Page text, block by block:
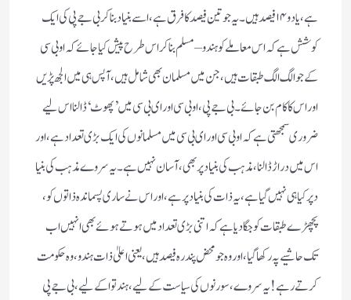
ہے ، یادو ۱۴ فیصد ہیں ۔ یہ جو تین فیصد کا فرق ہے ، اسے بنیاد بنا کر بی جے پی کی ایک
کوشش ہے کہ اس معاملے کو ہندو – مسلم بنا کر اس طرح پیش کیا جائے کہ او بی سی
کے جو الگ الگ طبقات ہیں ، جن میں مسلمان بھی شامل ہیں ، آپس ہی میں الجھ پڑیں
اور اس کا کام بن جائے ۔ بی جے پی ، او بی سی اور ای بی سی میں ’ پھوٹ ‘ ڈالنا اس لیے
ضروری سمجھتی ہے کہ او بی سی اور ای بی سی میں مسلمانوں کی ایک بڑی تعداد ہے ، اور
اس میں دراڑ ڈالنا ، مذہب کی بنیاد پر بھی ، آسان نہیں ہے ۔ یہ سروے مذہب کی بنیا
د پر کیا ہی نہیں گیا ہے ، یہ ذات کی بنیاد پر ہے ، اور اس نے ساری پسماندہ ذاتوں کو ،
پچھڑے طبقات کو جگا دیا ہے کہ اتنی بڑی تعداد میں ہوتے ہوئے بھی انہیں اب
تک حاشیے پہ رکھا گیا ، اور وہ جو محض پندرہ فیصد ہیں ، یعنی اعلیٰ ذات ہندو ، وہ حکومت
کرتے رہے ! یہ سروے ، سورنوں کی سیاست کے لیے ، ہندتوا کے لیے ، بی جے پی